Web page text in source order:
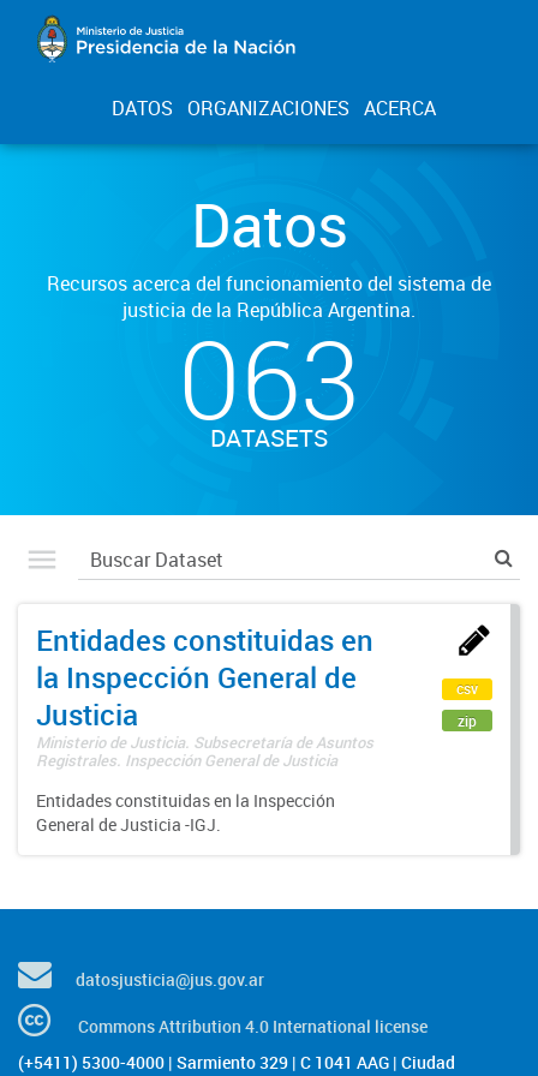
DATOS ORGANIZACIONES ACERCA
Datos
Recursos acerca del funcionamiento del sistema de
justicia de la República Argentina.
063
DATASETS
Entidades constituidas en
la Inspección General de
Justicia
Ministerio de Justicia. Subsecretaría de Asuntos
Registrales. Inspección General de Justicia
Entidades constituidas en la Inspección
General de Justicia -IGJ.
csv
zip
datosjusticia@jus.gov.ar
Commons Attribution 4.0 International license
(+5411) 5300-4000 | Sarmiento 329 | C 1041 AAG | Ciudad